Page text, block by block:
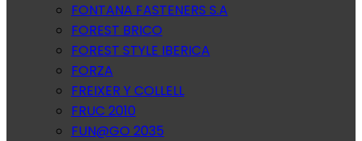
FONTANA FASTENERS S.A
FOREST BRICO
FOREST STYLE IBERICA
FORZA
FREIXER Y COLLELL
FRUC 2010
FUN@GO 2035